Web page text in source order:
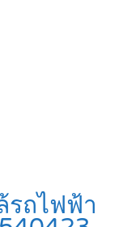
ถไฟฟ้า